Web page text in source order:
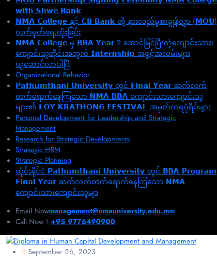
𝘄𝗶𝘁𝗵 𝗦𝗵𝘄𝗲 𝗕𝗮𝗻𝗸
𝗡𝗠𝗔 𝗖𝗼𝗹𝗹𝗲𝗴𝗲 နှင့် 𝗖𝗕 𝗕𝗮𝗻𝗸 တို့ နားလည်မှုစာချွန်လွှာ (𝗠𝗢𝗨)
လက်မှတ်ရေးထိုးခြင်း
𝗡𝗠𝗔 𝗖𝗼𝗹𝗹𝗲𝗴𝗲 မှ 𝗕𝗕𝗔 𝗬𝗲𝗮𝗿 2 အောင်မြင်ပြီးတဲ့ကျောင်းသား၊‌
ကျောင်းသူတိုင်းအတွက် 𝗜𝗻𝘁𝗲𝗿𝗻𝘀𝗵𝗶𝗽 အခွင့်အလမ်းများ
ယူဆောင်လာပါပြီ
Organizational Behavior
𝗣𝗮𝘁𝗵𝘂𝗺𝘁𝗵𝗮𝗻𝗶 𝗨𝗻𝗶𝘃𝗲𝗿𝘀𝗶𝘁𝘆 တွင် 𝗙𝗶𝗻𝗮𝗹 𝗬𝗲𝗮𝗿 ဆက်လက်
တက်ရောက်နေကြသော 𝗡𝗠𝗔 𝗕𝗕𝗔 ကျောင်းသားကျောင်းသူ
များ၏ 𝗟𝗢𝗬 𝗞𝗥𝗔𝗧𝗛𝗢𝗡𝗚 𝗙𝗘𝗦𝗧𝗜𝗩𝗔𝗟 အမှတ်တရပုံရိပ်များ
Personal Development for Leadership and Strategic
Management
Research for Strategic Developments
Strategic HRM
Strategic Planning
ထိုင်းနိုင်ငံ 𝗣𝗮𝘁𝗵𝘂𝗺𝘁𝗵𝗮𝗻𝗶 𝗨𝗻𝗶𝘃𝗲𝗿𝘀𝗶𝘁𝘆 တွင် 𝗕𝗕𝗔 𝗣𝗿𝗼𝗴𝗿𝗮𝗺
𝗙𝗶𝗻𝗮𝗹 𝗬𝗲𝗮𝗿 ဆက်လက်တက်ရောက်နေကြသော 𝗡𝗠𝗔
ကျောင်းသားကျောင်းသူမျာ
Email Nowmanagement@nmauniversity.edu.mm
Call Now ! +95 9776490900
September 26, 2023